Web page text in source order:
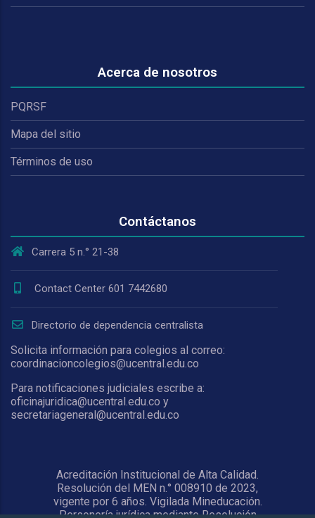
Acerca de nosotros
PQRSF
Mapa del sitio
Términos de uso
Contáctanos
Carrera 5 n.° 21-38
Contact Center 601 7442680
Directorio de dependencia centralista
Solicita información para colegios al correo:
coordinacioncolegios@ucentral.edu.co
Para notificaciones judiciales escribe a:
oficinajuridica@ucentral.edu.co y
secretariageneral@ucentral.edu.co
Acreditación Institucional de Alta Calidad.
Resolución del MEN n.° 008910 de 2023,
vigente por 6 años. Vigilada Mineducación.
Personería jurídica mediante Resolución